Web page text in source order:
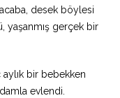
desek böylesi
yaşanmış gerçek bir
bir bebekken
evlendi.